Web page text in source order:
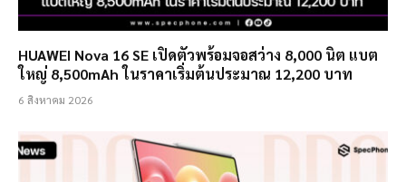
HUAWEI Nova 16 SE เปิดตัวพร้อมจอสว่าง 8,000 นิต แบต
ใหญ่ 8,500mAh ในราคาเริ่มต้นประมาณ 12,200 บาท
6 สิงหาคม 2026